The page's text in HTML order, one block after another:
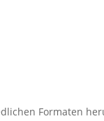
Formaten